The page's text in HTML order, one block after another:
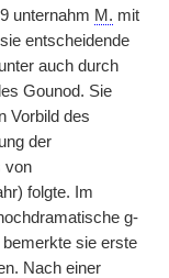
unternahm M. mit
entscheidende
auch durch
Gounod. Sie
Vorbild des
der
von
folgte. Im
g-
sie erste
Nach einer